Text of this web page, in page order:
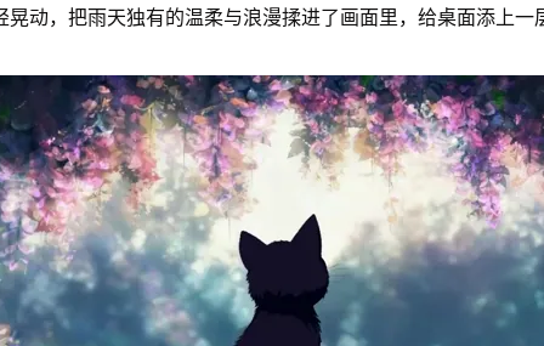
晃动，把雨天独有的温柔与浪漫揉进了画面里，给桌面添上一